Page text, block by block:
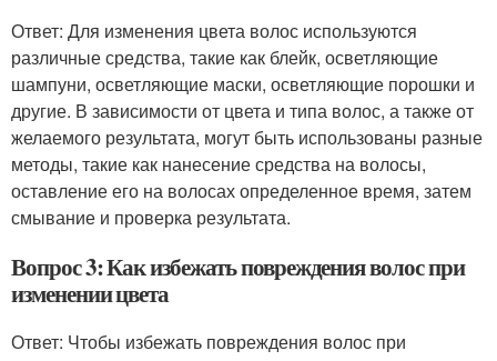
Ответ: Для изменения цвета волос используются
различные средства, такие как блейк, осветляющие
шампуни, осветляющие маски, осветляющие порошки и
другие. В зависимости от цвета и типа волос, а также от
желаемого результата, могут быть использованы разные
методы, такие как нанесение средства на волосы,
оставление его на волосах определенное время, затем
смывание и проверка результата.
Вопрос 3: Как избежать повреждения волос при
изменении цвета
Ответ: Чтобы избежать повреждения волос при